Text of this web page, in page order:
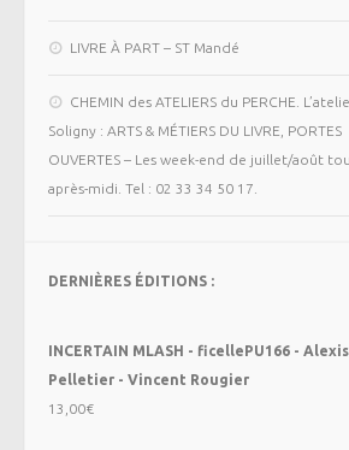
LIVRE À PART – ST Mandé
CHEMIN des ATELIERS du PERCHE.
Soligny : ARTS & MÉTIERS DU LIVRE, PORTES
OUVERTES – Les week-end de juillet/août
après-midi. Tel : 02 33 34 50 17.
DERNIÈRES ÉDITIONS :
INCERTAIN MLASH - ficellePU166 - Alexis
Pelletier - Vincent Rougier
13,00€